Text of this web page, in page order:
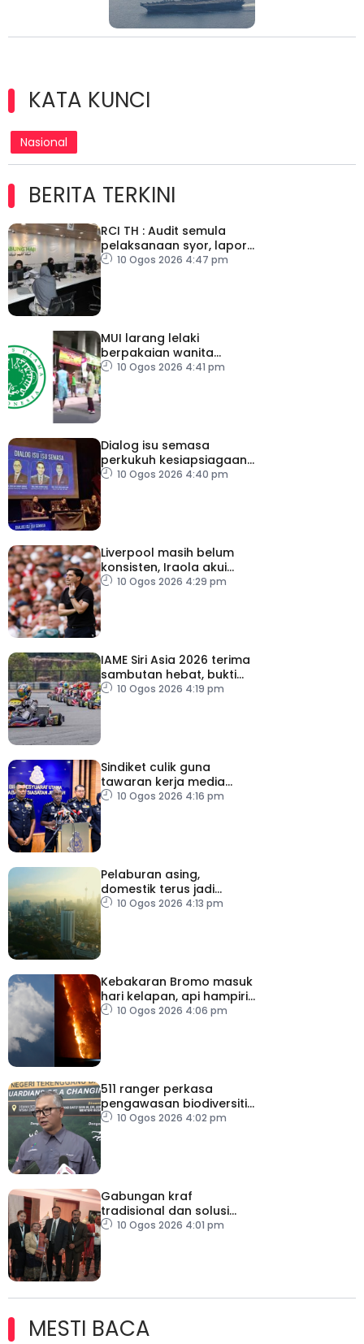
KATA KUNCI
Nasional
BERITA TERKINI
RCI TH : Audit semula
pelaksanaan syor, lapor
secara terus
10 Ogos 2026 4:47 pm
MUI larang lelaki
berpakaian wanita
sempena Hari
10 Ogos 2026 4:41 pm
Dialog isu semasa
perkukuh kesiapsiagaan,
penyelarasan warga RTM
10 Ogos 2026 4:40 pm
Liverpool masih belum
konsisten, Iraola akui
masih banyak perlu
10 Ogos 2026 4:29 pm
IAME Siri Asia 2026 terima
sambutan hebat, bukti
Malaysia bertaraf dunia
10 Ogos 2026 4:19 pm
Sindiket culik guna
tawaran kerja media
sosial tumpas – Polis
10 Ogos 2026 4:16 pm
Pelaburan asing,
domestik terus jadi
pemangkin pertumbuhan
10 Ogos 2026 4:13 pm
Kebakaran Bromo masuk
hari kelapan, api hampiri
penempatan penduduk
10 Ogos 2026 4:06 pm
511 ranger perkasa
pengawasan biodiversiti
Terengganu
10 Ogos 2026 4:02 pm
Gabungan kraf
tradisional dan solusi
digital buka pasaran
10 Ogos 2026 4:01 pm
MESTI BACA